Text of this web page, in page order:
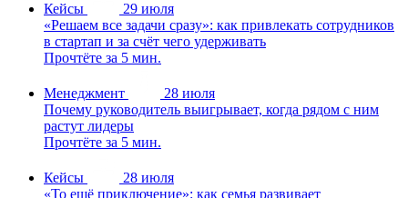
Кейсы
29 июля
«Решаем все задачи сразу»: как привлекать сотрудников
в стартап и за счёт чего удерживать
Прочтёте за 5 мин.
Менеджмент
28 июля
Почему руководитель выигрывает, когда рядом с ним
растут лидеры
Прочтёте за 5 мин.
Кейсы
28 июля
«То ещё приключение»: как семья развивает